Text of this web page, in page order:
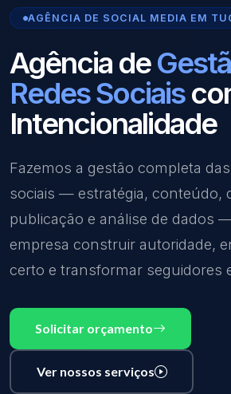
AGÊNCIA DE SOCIAL MEDIA EM
Agência de
Redes Sociais
Intencionalidade
Fazemos a gestão completa
sociais — estratégia, conteúdo,
publicação e análise de dados
empresa construir autoridade,
certo e transformar seguidores
Solicitar orçamento
Ver nossos serviços